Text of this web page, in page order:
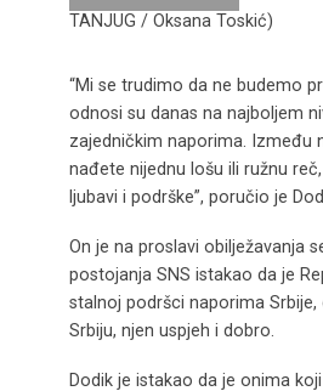
“Mi se trudimo da ne budemo
odnosi su danas na najboljem
zajedničkim naporima. Između
nađete nijednu lošu ili ružnu
ljubavi i podrške”, poručio je
On je na proslavi obilježavanja
postojanja SNS istakao da je
stalnoj podršci naporima Srbije,
Srbiju, njen uspjeh i dobro.
Dodik je istakao da je onima